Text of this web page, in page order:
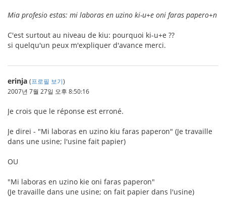
Mia profesio estas: mi laboras en uzino ki-u+e oni faras papero+n
C'est surtout au niveau de kiu: pourquoi ki-u+e ??
si quelqu'un peux m'expliquer d'avance merci.
erinja (프로필 보기)
2007년 7월 27일 오후 8:50:16
Je crois que le réponse est erroné.
Je direi - "Mi laboras en uzino kiu faras paperon" (Je travaille
dans une usine; l'usine fait papier)
OU
"Mi laboras en uzino kie oni faras paperon"
(Je travaille dans une usine; on fait papier dans l'usine)